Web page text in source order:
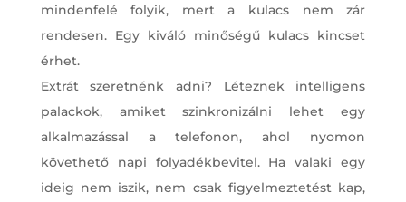
mindenfelé folyik, mert a kulacs nem zár
rendesen. Egy kiváló minőségű kulacs kincset
érhet.
Extrát szeretnénk adni? Léteznek intelligens
palackok, amiket szinkronizálni lehet egy
alkalmazással a telefonon, ahol nyomon
követhető napi folyadékbevitel. Ha valaki egy
ideig nem iszik, nem csak figyelmeztetést kap,